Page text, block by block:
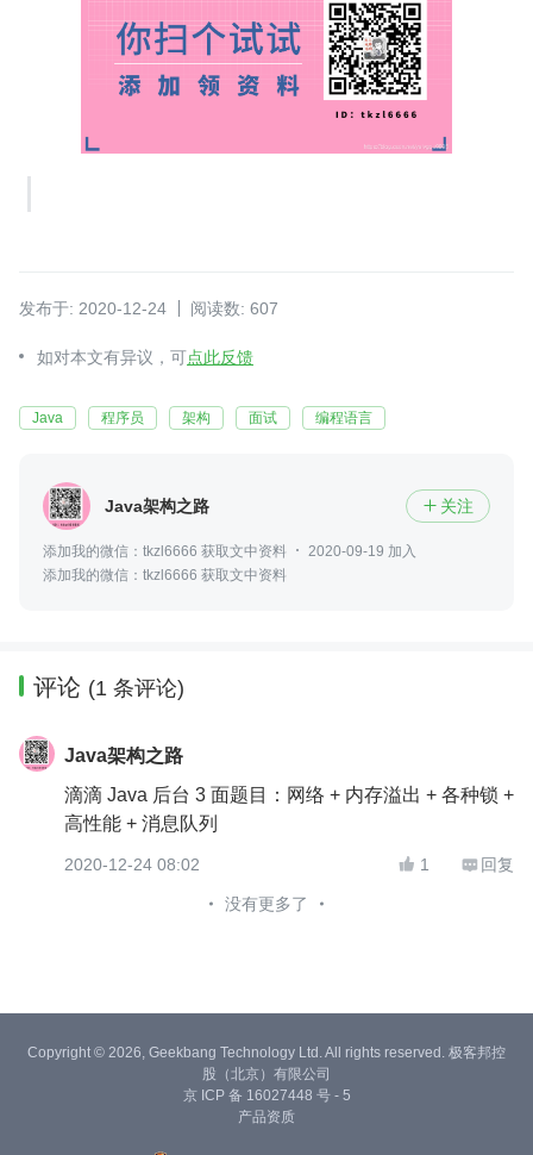
发布于: 2020-12-24 阅读数: 607
如对本文有异议，可点此反馈
Java 程序员 架构 面试 编程语言
Java架构之路  关注
添加我的微信：tkzl6666 获取文中资料
2020-09-19 加入
添加我的微信：tkzl6666 获取文中资料
评论 (1 条评论)
Java架构之路
滴滴 Java 后台 3 面题目：网络 + 内存溢出 + 各种锁 +
高性能 + 消息队列
2020-12-24 08:02  1  回复
没有更多了
Copyright © 2026, Geekbang Technology Ltd. All rights reserved. 极客邦控
股（北京）有限公司
京 ICP 备 16027448 号 - 5
产品资质